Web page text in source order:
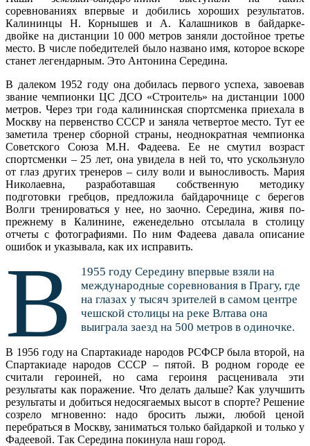
соревнованиях впервые и добились хороших результатов.
Калининцы Н. Корнышев и А. Калашников в байдарке-
двойке на дистанции 10 000 метров заняли достойное третье
место. В числе победителей было названо имя, которое вскоре
станет легендарным. Это Антонина Середина.
В далеком 1952 году она добилась первого успеха, завоевав
звание чемпионки ЦС ДСО «Строитель» на дистанции 1000
метров. Через три года калининская спортсменка приехала в
Москву на первенство СССР и заняла четвертое место. Тут ее
заметила тренер сборной страны, неоднократная чемпионка
Советского Союза М.Н. Фадеева. Ее не смутил возраст
спортсменки – 25 лет, она увидела в ней то, что ускользнуло
от глаз других тренеров – силу воли и выносливость. Мария
Николаевна, разработавшая собственную методику
подготовки гребцов, предложила байдарочнице с берегов
Волги тренироваться у нее, но заочно. Середина, живя по-
прежнему в Калинине, еженедельно отсылала в столицу
отчеты с фотографиями. По ним Фадеева давала описание
ошибок и указывала, как их исправить.
В
1955 году Середину впервые взяли на
международные соревнования в Прагу, где
на глазах у тысяч зрителей в самом центре
чешской столицы на реке Влтава она
выиграла заезд на 500 метров в одиночке.
В 1956 году на Спартакиаде народов РСФСР была второй, на
Спартакиаде народов СССР – пятой. В родном городе ее
считали героиней, но сама героиня расценивала эти
результаты как поражение. Что делать дальше? Как улучшить
результаты и добиться недосягаемых высот в спорте? Решение
созрело мгновенно: надо бросить лыжи, любой ценой
перебраться в Москву, заниматься только байдаркой и только у
Фадеевой. Так Середина покинула наш город.